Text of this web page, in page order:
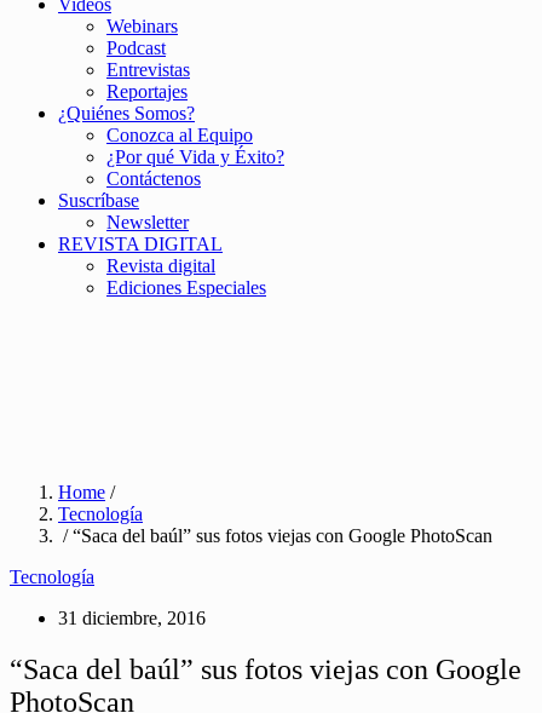
Videos
Webinars
Podcast
Entrevistas
Reportajes
¿Quiénes Somos?
Conozca al Equipo
¿Por qué Vida y Éxito?
Contáctenos
Suscríbase
Newsletter
REVISTA DIGITAL
Revista digital
Ediciones Especiales
Home /
Tecnología
/ “Saca del baúl” sus fotos viejas con Google PhotoScan
Tecnología
31 diciembre, 2016
“Saca del baúl” sus fotos viejas con Google
PhotoScan